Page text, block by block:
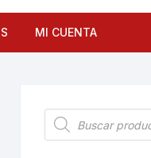
MI CUENTA
Búsqueda
de